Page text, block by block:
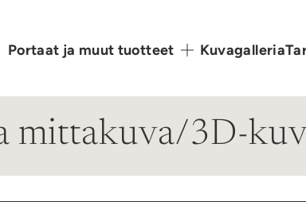
Portaat ja muut tuotteet Kuvagalleria
mittakuva/3D-